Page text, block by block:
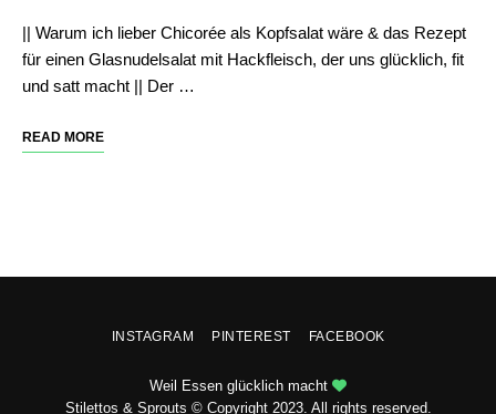
|| Warum ich lieber Chicorée als Kopfsalat wäre & das Rezept
für einen Glasnudelsalat mit Hackfleisch, der uns glücklich, fit
und satt macht || Der …
READ MORE
INSTAGRAM PINTEREST FACEBOOK
Weil Essen glücklich macht
Stilettos & Sprouts © Copyright 2023. All rights reserved.